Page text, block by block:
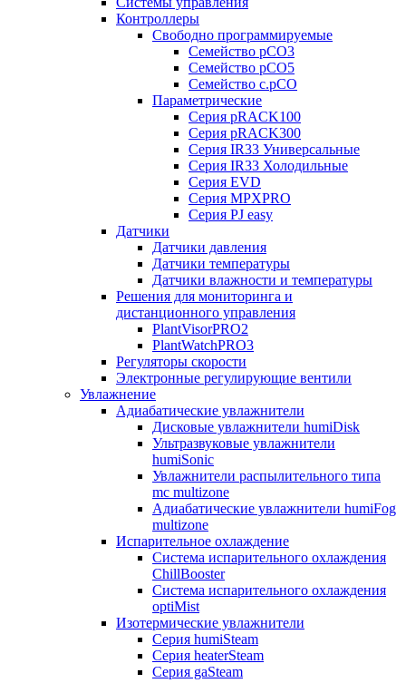
Контроллеры
Свободно программируемые
Семейство pCO3
Семейство pCO5
Семейство c.pCO
Параметрические
Серия pRACK100
Серия pRACK300
Серия IR33 Универсальные
Серия IR33 Холодильные
Серия EVD
Серия MPXPRO
Серия PJ easy
Датчики
Датчики давления
Датчики температуры
Датчики влажности и температуры
Решения для мониторинга и
дистанционного управления
PlantVisorPRO2
PlantWatchPRO3
Регуляторы скорости
Электронные регулирующие вентили
Увлажнение
Адиабатические увлажнители
Дисковые увлажнители humiDisk
Ультразвуковые увлажнители
humiSonic
Увлажнители распылительного типа
mc multizone
Адиабатические увлажнители humiFog
multizone
Испарительное охлаждение
Система испарительного охлаждения
ChillBooster
Система испарительного охлаждения
optiMist
Изотермические увлажнители
Серия humiSteam
Серия heaterSteam
Серия gaSteam